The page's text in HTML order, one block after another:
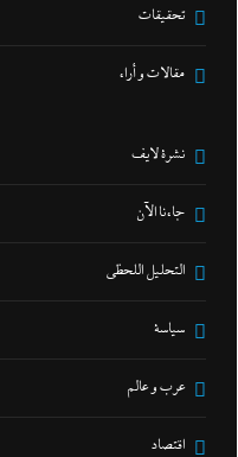
تحقيقات
مقالات و أراء
نشرة لايف
جاءنا الآن
التحليل اللحظي
سياسة
عرب و عالم
اقتصاد